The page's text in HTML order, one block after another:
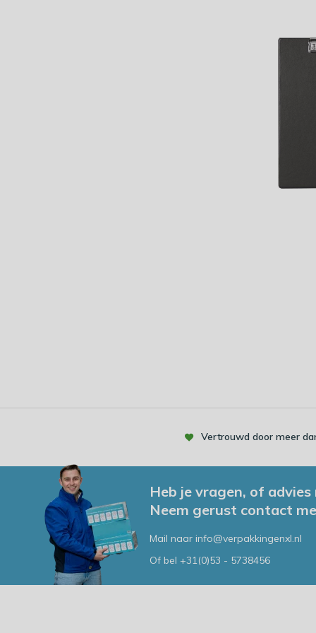
Vertrouwd door meer
Heb je vragen, of advies
Neem gerust contact
Mail naar info@verpakkingenxl.nl
Of bel +31(0)53 - 5738456